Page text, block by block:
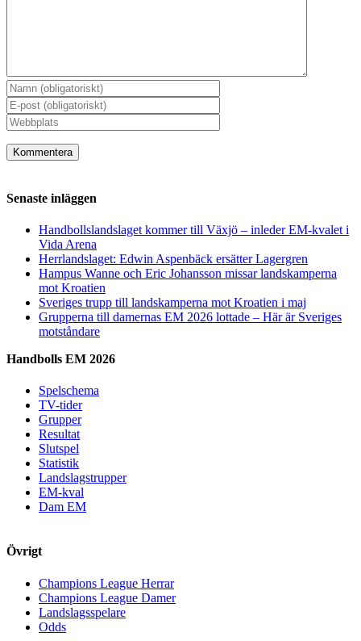
Senaste inläggen
Handbollslandslaget kommer till Växjö – inleder EM-kvalet i
Vida Arena
Herrlandslaget: Edwin Aspenbäck ersätter Lagergren
Hampus Wanne och Eric Johansson missar landskamperna
mot Kroatien
Sveriges trupp till landskamperna mot Kroatien i maj
Grupperna till damernas EM 2026 lottade – Här är Sveriges
motståndare
Handbolls EM 2026
Spelschema
TV-tider
Grupper
Resultat
Slutspel
Statistik
Landslagstrupper
EM-kval
Dam EM
Övrigt
Champions League Herrar
Champions League Damer
Landslagsspelare
Odds